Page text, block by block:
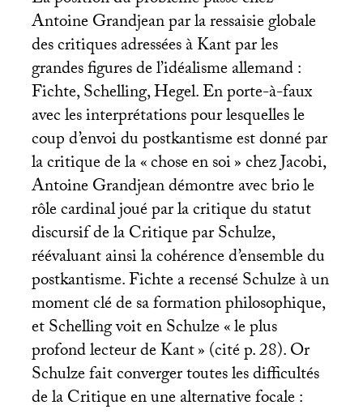
Antoine Grandjean par la ressaisie globale
des critiques adressées à Kant par les
grandes figures de l’idéalisme allemand :
Fichte, Schelling, Hegel. En porte-à-faux
avec les interprétations pour lesquelles le
coup d’envoi du postkantisme est donné par
la critique de la «chose en soi» chez Jacobi,
Antoine Grandjean démontre avec brio le
rôle cardinal joué par la critique du statut
discursif de la Critique par Schulze,
réévaluant ainsi la cohérence d’ensemble du
postkantisme. Fichte a recensé Schulze à un
moment clé de sa formation philosophique,
et Schelling voit en Schulze «le plus
profond lecteur de Kant» (cité p. 28). Or
Schulze fait converger toutes les difficultés
de la Critique en une alternative focale :